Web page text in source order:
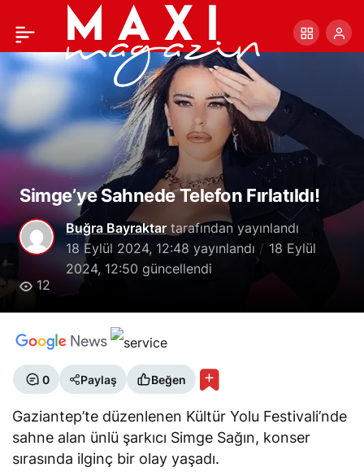
Simge’ye Sahnede Telefon Fırlatıldı!
Buğra Bayraktar tarafından yayınlandı
18 Eylül 2024, 12:48 yayınlandı
18 Eylül
2024, 12:50 güncellendi
12
0 Paylaş Beğen
Gaziantep’te düzenlenen Kültür Yolu Festivali’nde
sahne alan ünlü şarkıcı Simge Sağın, konser
sırasında ilginç bir olay yaşadı.
Contemporary Istanbul
19. Yılını Kutluyor
Paylaş